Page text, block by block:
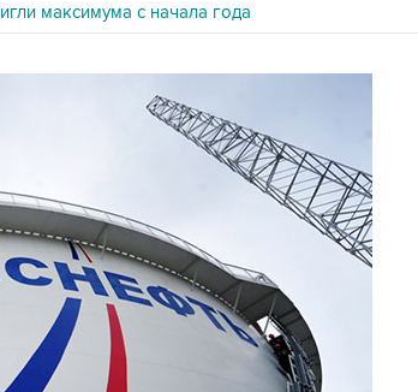
максимума с начала года